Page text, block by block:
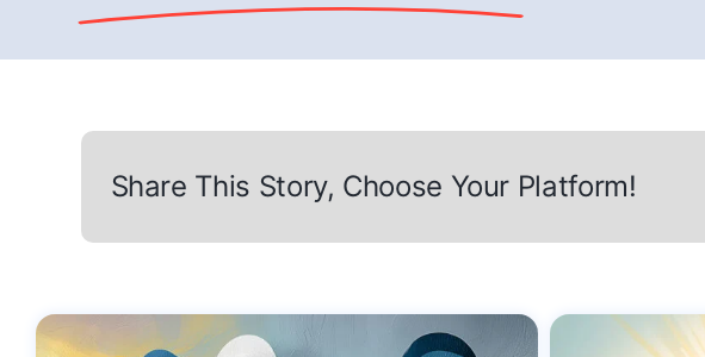
Share This Story, Choose Your Platform!